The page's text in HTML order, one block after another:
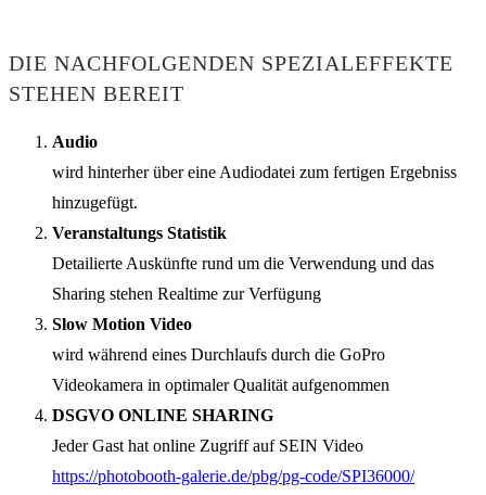
DIE NACHFOLGENDEN SPEZIALEFFEKTE
STEHEN BEREIT
Audio
wird hinterher über eine Audiodatei zum fertigen Ergebniss
hinzugefügt.
Veranstaltungs Statistik
Detailierte Auskünfte rund um die Verwendung und das
Sharing stehen Realtime zur Verfügung
Slow Motion Video
wird während eines Durchlaufs durch die GoPro
Videokamera in optimaler Qualität aufgenommen
DSGVO ONLINE SHARING
Jeder Gast hat online Zugriff auf SEIN Video
https://photobooth-galerie.de/pbg/pg-code/SPI36000/